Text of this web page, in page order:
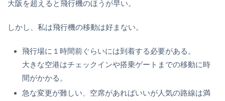
大阪を超えると飛行機のほうが早い。
しかし、私は飛行機の移動は好まない。
飛行場に１時間前ぐらいには到着する必要がある。
大きな空港はチェックインや搭乗ゲートまでの移動に時
間がかかる。
急な変更が難しい、空席があればいいが人気の路線は満